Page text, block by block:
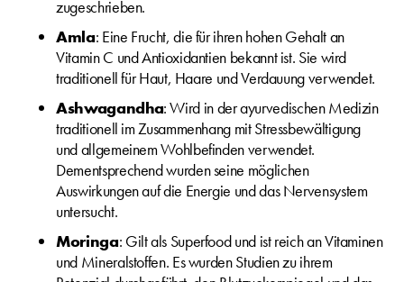
zugeschrieben.
Amla: Eine Frucht, die für ihren hohen Gehalt an
Vitamin C und Antioxidantien bekannt ist. Sie wird
traditionell für Haut, Haare und Verdauung verwendet.
Ashwagandha: Wird in der ayurvedischen Medizin
traditionell im Zusammenhang mit Stressbewältigung
und allgemeinem Wohlbefinden verwendet.
Dementsprechend wurden seine möglichen
Auswirkungen auf die Energie und das Nervensystem
untersucht.
Moringa: Gilt als Superfood und ist reich an Vitaminen
und Mineralstoffen. Es wurden Studien zu ihrem